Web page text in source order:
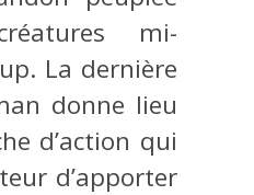
mi-
La dernière
donne lieu
d’action qui
d’apporter